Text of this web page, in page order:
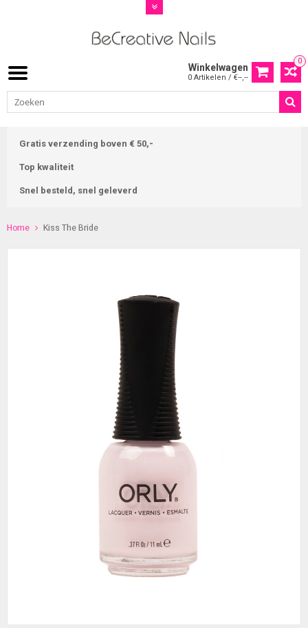
0
Winkelwagen
0 Artikelen / €--,--
Gratis verzending boven € 50,-
Top kwaliteit
Snel besteld, snel geleverd
Home Kiss The Bride